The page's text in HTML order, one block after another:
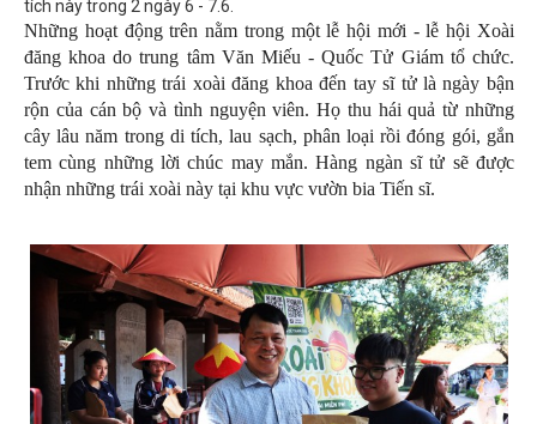
tích này trong 2 ngày 6 - 7.6.
Những hoạt động trên nằm trong một lễ hội mới - lễ hội Xoài
đăng khoa do trung tâm Văn Miếu - Quốc Tử Giám tổ chức.
Trước khi những trái xoài đăng khoa đến tay sĩ tử là ngày bận
rộn của cán bộ và tình nguyện viên. Họ thu hái quả từ những
cây lâu năm trong di tích, lau sạch, phân loại rồi đóng gói, gắn
tem cùng những lời chúc may mắn. Hàng ngàn sĩ tử sẽ được
nhận những trái xoài này tại khu vực vườn bia Tiến sĩ.